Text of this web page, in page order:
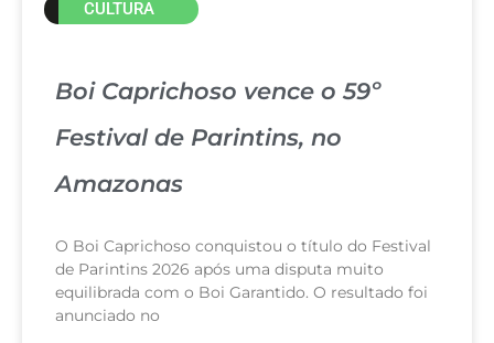
CULTURA
Boi Caprichoso vence o 59º
Festival de Parintins, no
Amazonas
O Boi Caprichoso conquistou o título do Festival
de Parintins 2026 após uma disputa muito
equilibrada com o Boi Garantido. O resultado foi
anunciado no